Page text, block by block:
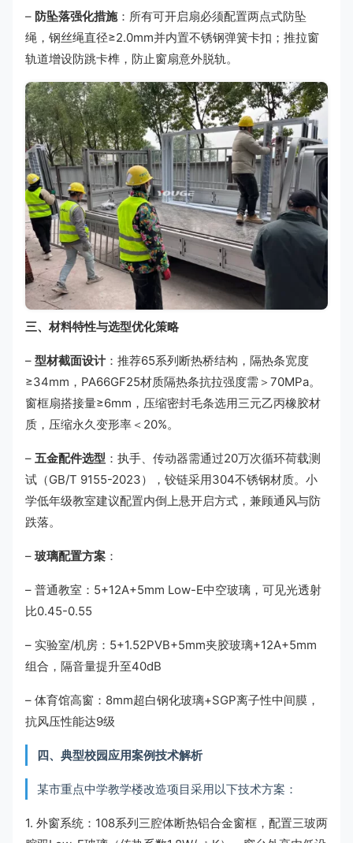
– 防坠落强化措施：所有可开启扇必须配置两点式防坠
绳，钢丝绳直径≥2.0mm并内置不锈钢弹簧卡扣；推拉窗
轨道增设防跳卡榫，防止窗扇意外脱轨。
三、材料特性与选型优化策略
– 型材截面设计：推荐65系列断热桥结构，隔热条宽度
≥34mm，PA66GF25材质隔热条抗拉强度需＞70MPa。
窗框扇搭接量≥6mm，压缩密封毛条选用三元乙丙橡胶材
质，压缩永久变形率＜20%。
– 五金配件选型 ：执手、传动器需通过20万次循环荷载测
试（GB/T 9155-2023），铰链采用304不锈钢材质。小
学低年级教室建议配置内倒上悬开启方式，兼顾通风与防
跌落。
– 玻璃配置方案 ：
– 普通教室：5+12A+5mm Low-E中空玻璃，可见光透射
比0.45-0.55
– 实验室/机房：5+1.52PVB+5mm夹胶玻璃+12A+5mm
组合，隔音量提升至40dB
– 体育馆高窗：8mm超白钢化玻璃+SGP离子性中间膜，
抗风压性能达9级
四、典型校园应用案例技术解析
某市重点中学教学楼改造项目采用以下技术方案：
1. 外窗系统：108系列三腔体断热铝合金窗框，配置三玻两